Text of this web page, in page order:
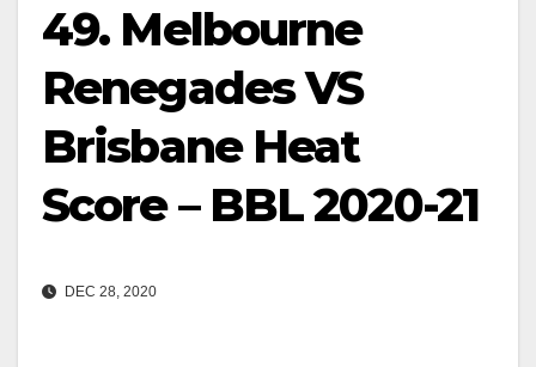
49. Melbourne
Renegades VS
Brisbane Heat
Score – BBL 2020-21
DEC 28, 2020